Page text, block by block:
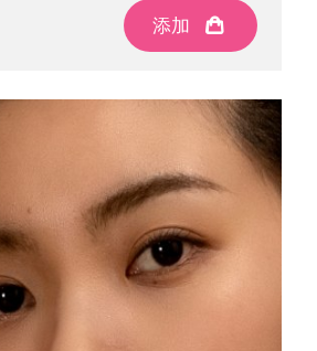
添加
添加
添加
添加
预计送达日期2026/8/12
2026/8/11
预计送达日期2026/8/9
预计送达日期2026/8/9
预计送达日期